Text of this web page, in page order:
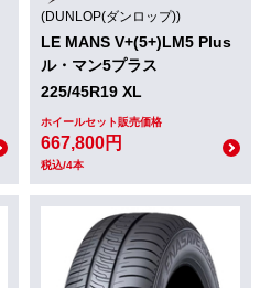
(DUNLOP(ダンロップ))
LE MANS V+(5+)LM5 Plus
ル・マン5プラス
225/45R19 XL
ホイールセット販売価格
667,800円
税込/4本